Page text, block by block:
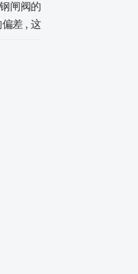
闸阀的
差 , 这